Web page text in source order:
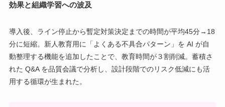
効果と組織学習への波及
導入後、ライン停止から暫定対策決定までの時間が平均45分→18
分に短縮。新人教育用に「よくある不具合パターン」を AI が自
動整理する機能を追加したことで、教育時間が３割削減。蓄積さ
れた Q&A を品質会議で分析し、設計段階でのリスク低減にも活
用する循環が生まれた。